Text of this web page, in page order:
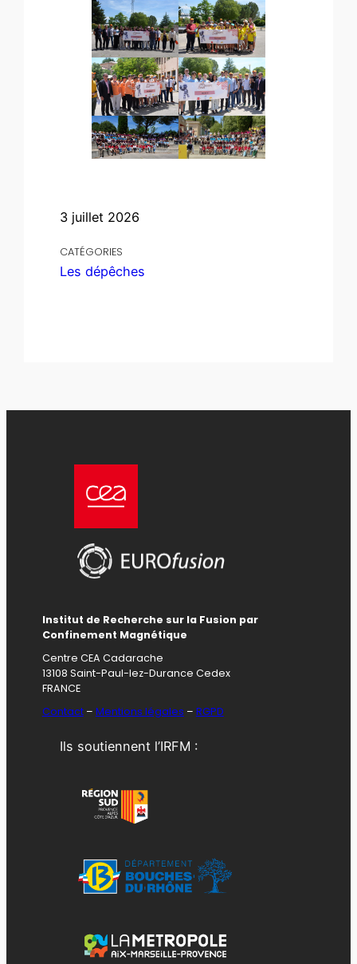
3 juillet 2026
CATÉGORIES
Les dépêches
Institut de Recherche sur la Fusion par
Confinement Magnétique
Centre CEA Cadarache
13108 Saint-Paul-lez-Durance Cedex
FRANCE
Contact– Mentions légales – RGPD
Ils soutiennent l’IRFM :